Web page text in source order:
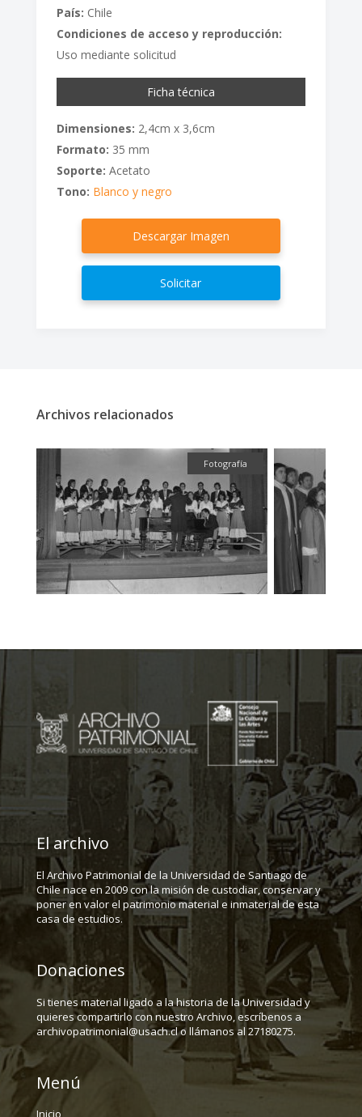
País: Chile
Condiciones de acceso y reproducción:
Uso mediante solicitud
Ficha técnica
Dimensiones: 2,4cm x 3,6cm
Formato: 35 mm
Soporte: Acetato
Tono: Blanco y negro
Descargar Imagen
Solicitar
Archivos relacionados
Fotografía
El archivo
El Archivo Patrimonial de la Universidad de Santiago de
Chile nace en 2009 con la misión de custodiar, conservar y
poner en valor el patrimonio material e inmaterial de esta
casa de estudios.
Donaciones
Si tienes material ligado a la historia de la Universidad y
quieres compartirlo con nuestro Archivo, escríbenos a
archivopatrimonial@usach.cl o llámanos al 27180275.
Menú
Inicio